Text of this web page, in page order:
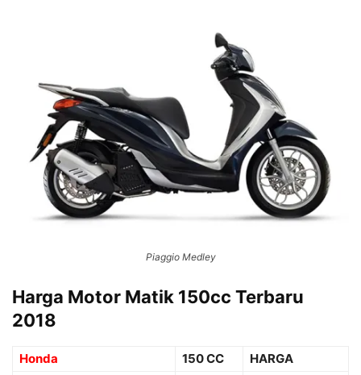
Piaggio Medley
Harga Motor Matik 150cc Terbaru
2018
Honda 150 CC
HARGA